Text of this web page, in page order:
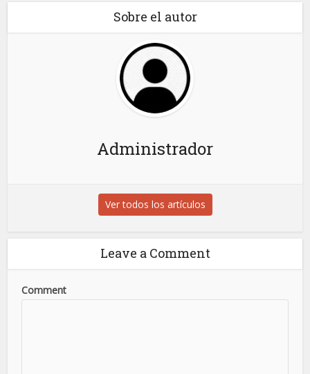
Sobre el autor
Administrador
Ver todos los artículos
Leave a Comment
Comment